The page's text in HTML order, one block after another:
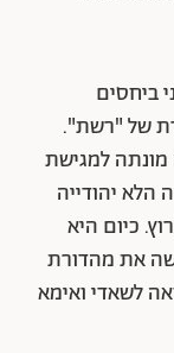
ביחסים
של "רשת".
השנה מונתה למגישת
יהודייה
כיום היא
את מהדורת
בערבית בערוץ 33. נשואה לשאדי ואימא